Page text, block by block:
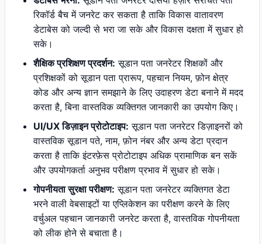
रिकॉर्ड बैच में जनरेट कर सकता है ताकि विकास वातावरण
डेटाबेस को जल्दी से भरा जा सके और विकास दक्षता में सुधार हो
सके।
शैक्षिक प्रशिक्षण प्रदर्शन: सूडान पता जनरेटर शिक्षकों और
प्रशिक्षकों को सूडान पता प्रारूप, पहचान नियम, फ़ोन क्षेत्र
कोड और अन्य ज्ञान समझाने के लिए उदाहरण डेटा बनाने में मदद
करता है, बिना वास्तविक व्यक्तिगत जानकारी का उपयोग किए।
UI/UX डिज़ाइन प्रोटोटाइप: सूडान पता जनरेटर डिज़ाइनरों को
वास्तविक सूडान पते, नाम, फ़ोन नंबर और अन्य डेटा प्रदान
करता है ताकि इंटरफ़ेस प्रोटोटाइप अधिक प्रामाणिक बन सकें
और उपयोगकर्ता अनुभव परीक्षण प्रभाव में सुधार हो सके।
गोपनीयता सुरक्षा परीक्षण: सूडान पता जनरेटर व्यक्तिगत डेटा
भरने वाली वेबसाइटों या एप्लिकेशन का परीक्षण करने के लिए
वर्चुअल पहचान जानकारी जनरेट करता है, वास्तविक गोपनीयता
को लीक होने से बचाता है।